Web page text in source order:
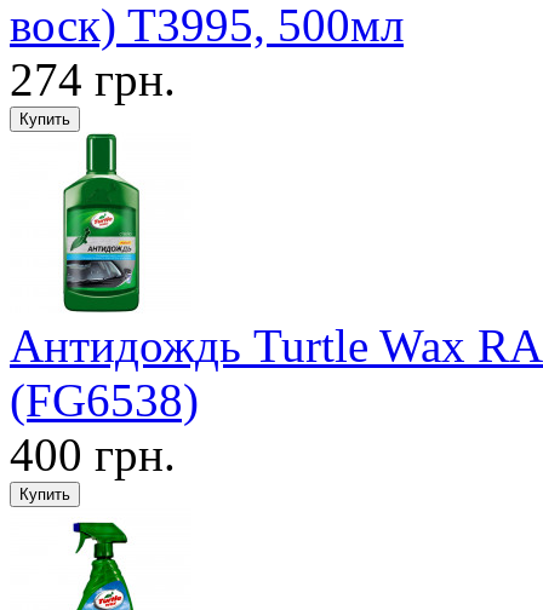
воск) T3995, 500мл
274 грн.
Антидождь Turtle Wax
(FG6538)
400 грн.